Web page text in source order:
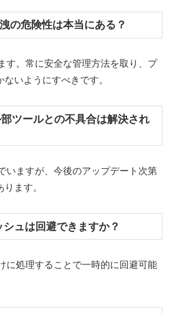
の危険性は本当にある？
す。常に安全な管理方法を取り、プ
ないようにすべきです。
ツールとの不具合は解決され
いますが、今後のアップデート次第
ます。
ュは回避できますか？
に処理することで一時的に回避可能